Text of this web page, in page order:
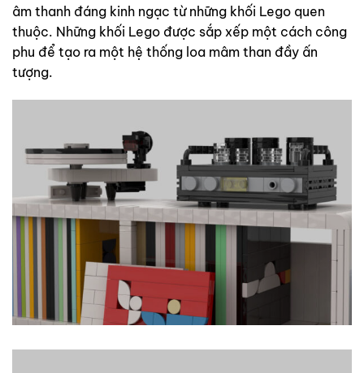
âm thanh đáng kinh ngạc từ những khối Lego quen
thuộc. Những khối Lego được sắp xếp một cách công
phu để tạo ra một hệ thống loa mâm than đầy ấn
tượng.